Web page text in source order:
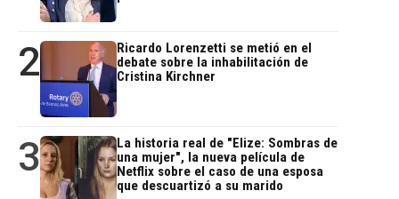
2
Ricardo Lorenzetti se metió en el
debate sobre la inhabilitación de
Cristina Kirchner
3
La historia real de "Elize: Sombras de
una mujer", la nueva película de
Netflix sobre el caso de una esposa
que descuartizó a su marido